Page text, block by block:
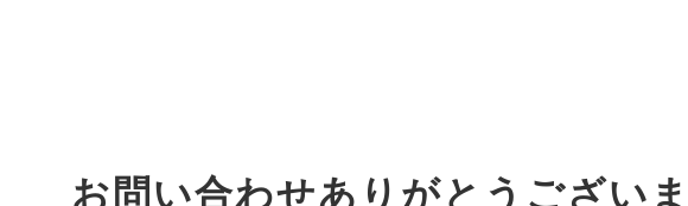
お問い合わせありがとうござい